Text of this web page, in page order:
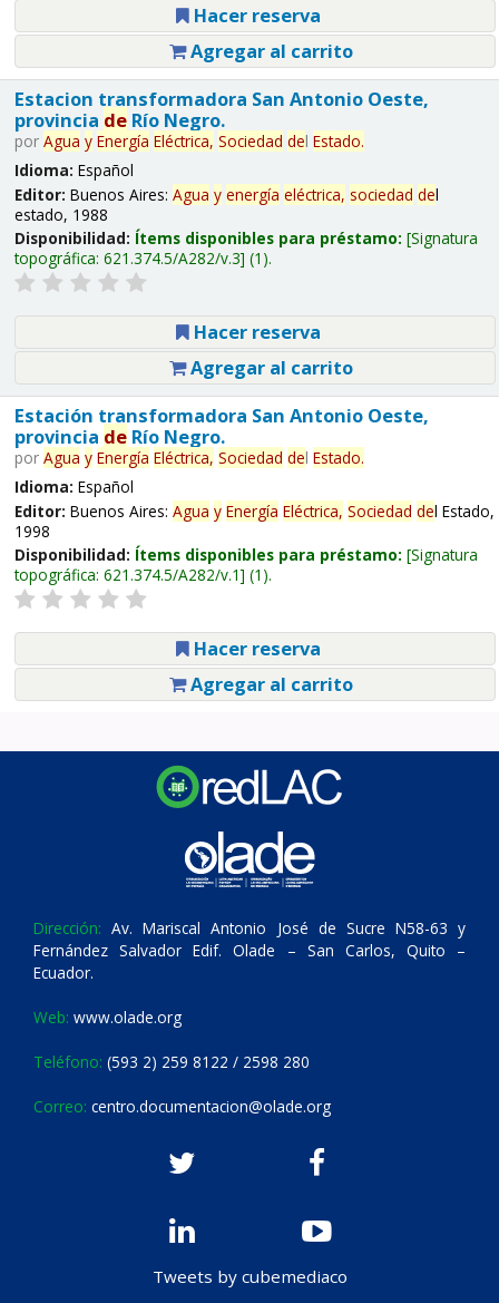
Hacer reserva
Agregar al carrito
Estacion transformadora San Antonio Oeste,
provincia deRío Negro.
por Agua y Energía Eléctrica, Sociedad del Estado.
Idioma: Español
Editor: Buenos Aires: Agua y energía eléctrica, sociedad del
estado, 1988
Disponibilidad: Ítems disponibles para préstamo: Signatura
topográfica: 621.374.5/A282/v.3 (1).
Hacer reserva
Agregar al carrito
Estación transformadora San Antonio Oeste,
provincia deRío Negro.
por Agua y Energía Eléctrica, Sociedad del Estado.
Idioma: Español
Editor: Buenos Aires: Agua y Energía Eléctrica, Sociedad del Estado,
1998
Disponibilidad: Ítems disponibles para préstamo: Signatura
topográfica: 621.374.5/A282/v.1 (1).
Hacer reserva
Agregar al carrito
Dirección: Av. Mariscal Antonio José de Sucre N58-63 y
Fernández Salvador Edif. Olade – San Carlos, Quito –
Ecuador.
Web: www.olade.org
Teléfono: (593 2) 259 8122 / 2598 280
Correo: centro.documentacion@olade.org
Tweets by cubemediaco